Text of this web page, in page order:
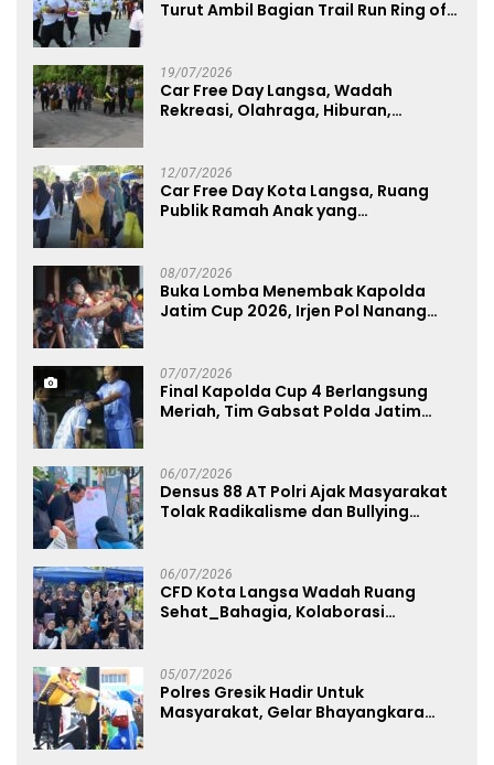
Turut Ambil Bagian Trail Run Ring of
19/07/2026
Car Free Day Langsa, Wadah
Rekreasi, Olahraga, Hiburan,
12/07/2026
Car Free Day Kota Langsa, Ruang
Publik Ramah Anak yang
08/07/2026
Buka Lomba Menembak Kapolda
Jatim Cup 2026, Irjen Pol Nanang
07/07/2026
Final Kapolda Cup 4 Berlangsung
Meriah, Tim Gabsat Polda Jatim
06/07/2026
Densus 88 AT Polri Ajak Masyarakat
Tolak Radikalisme dan Bullying
06/07/2026
CFD Kota Langsa Wadah Ruang
Sehat_Bahagia, Kolaborasi
05/07/2026
Polres Gresik Hadir Untuk
Masyarakat, Gelar Bhayangkara